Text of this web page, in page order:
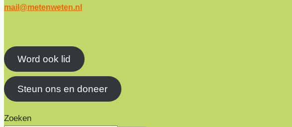
mail@metenweten.nl
Word ook lid
Steun ons en doneer
Zoeken